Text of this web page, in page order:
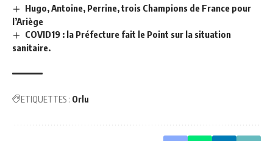
Hugo, Antoine, Perrine, trois Champions de France pour
l’Ariège
COVID19 : la Préfecture fait le Point sur la situation
sanitaire.
ETIQUETTES : Orlu